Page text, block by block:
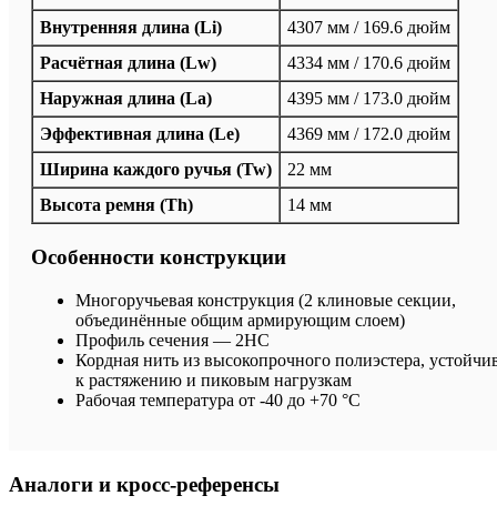
Внутренняя длина (Li)
4307 мм / 169.6 дюйм
Расчётная длина (Lw)
4334 мм / 170.6 дюйм
Наружная длина (La)
4395 мм / 173.0 дюйм
Эффективная длина (Le)
4369 мм / 172.0 дюйм
Ширина каждого ручья (Tw)
22 мм
Высота ремня (Th)
14 мм
Особенности конструкции
Многоручьевая конструкция (2 клиновые секции,
объединённые общим армирующим слоем)
Профиль сечения — 2HC
Кордная нить из высокопрочного полиэстера,
к растяжению и пиковым нагрузкам
Рабочая температура от -40 до +70 °C
Аналоги и кросс-референсы